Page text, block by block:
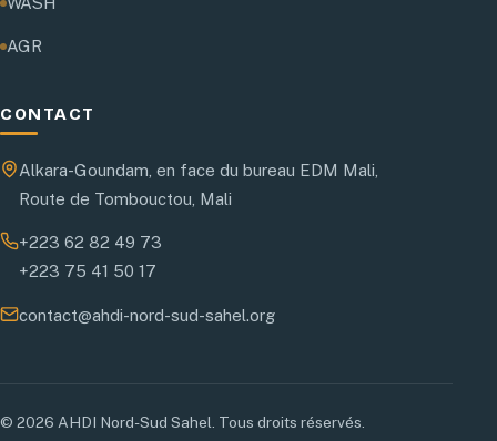
AGR
CONTACT
Alkara-Goundam, en face du bureau EDM Mali,
Route de Tombouctou, Mali
+223 62 82 49 73
+223 75 41 50 17
contact@ahdi-nord-sud-sahel.org
© 2026 AHDI Nord-Sud Sahel. Tous droits réservés.